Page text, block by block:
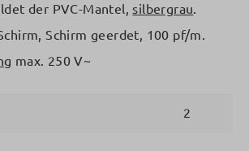
der PVC-Mantel, silbergrau.
Schirm geerdet, 100 pf/m.
max. 250 V~
2